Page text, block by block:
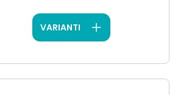
VARIANTI